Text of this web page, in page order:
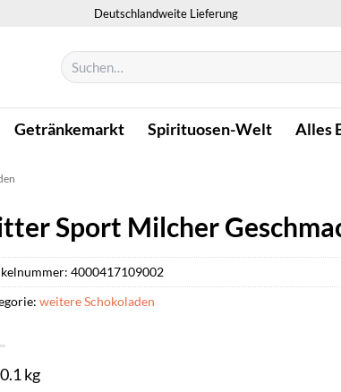
Deutschlandweite Lieferung
Suchen
nach:
Getränkemarkt Spirituosen-Welt Alles
Sport Milcher
0.1 kg
4000417109002
weitere Schokoladen